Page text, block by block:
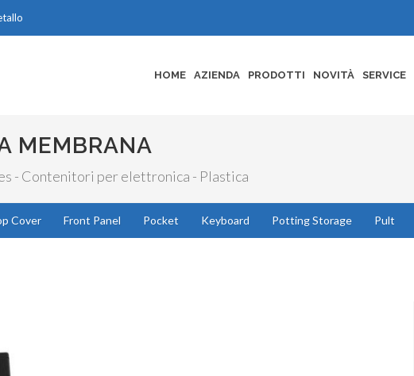
HOME AZIENDA PRODOTTI NOVITÀ SERVICE
MEMBRANA
- Contenitori per elettronica - Plastica
Cover Front Panel Pocket Keyboard Potting Storage Pult